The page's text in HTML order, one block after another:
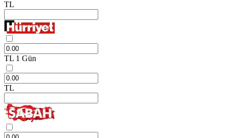
TL
TL 1 Gün
TL